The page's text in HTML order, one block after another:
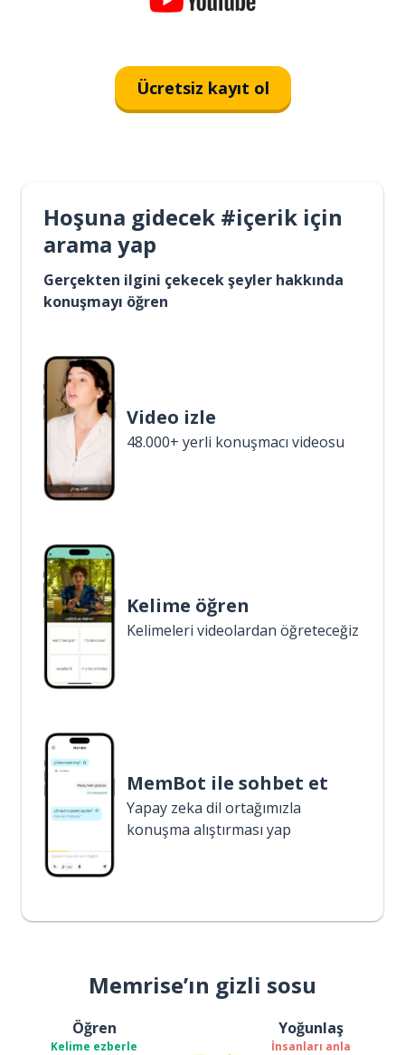
Ücretsiz kayıt ol
Hoşuna gidecek #içerik için
arama yap
Gerçekten ilgini çekecek şeyler hakkında
konuşmayı öğren
Video izle
48.000+ yerli konuşmacı videosu
Kelime öğren
Kelimeleri videolardan öğreteceğiz
MemBot ile sohbet et
Yapay zeka dil ortağımızla
konuşma alıştırması yap
Memrise’ın gizli sosu
Öğren
Kelime ezberle
Yoğunlaş
İnsanları anla